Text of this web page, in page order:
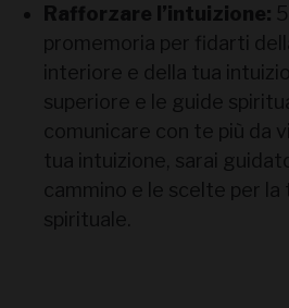
Rafforzare l’intuizione:
promemoria per fidarti
interiore e della tua
superiore e le guide
comunicare con te più da
tua intuizione, sarai
cammino e le scelte per
spirituale.